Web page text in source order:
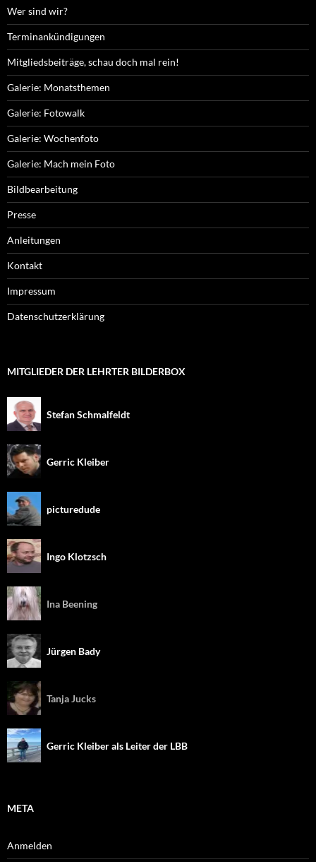
Wer sind wir?
Terminankündigungen
Mitgliedsbeiträge, schau doch mal rein!
Galerie: Monatsthemen
Galerie: Fotowalk
Galerie: Wochenfoto
Galerie: Mach mein Foto
Bildbearbeitung
Presse
Anleitungen
Kontakt
Impressum
Datenschutzerklärung
MITGLIEDER DER LEHRTER BILDERBOX
Stefan Schmalfeldt
Gerric Kleiber
picturedude
Ingo Klotzsch
Ina Beening
Jürgen Bady
Tanja Jucks
Gerric Kleiber als Leiter der LBB
META
Anmelden